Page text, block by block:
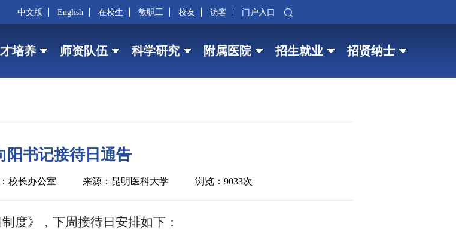
中文版 English 在校生 教职工 校友 访客 门户入口
培养 师资队伍 科学研究 附属医院 招生就业 招贤纳士
阳书记接待日通告
校长办公室 来源：昆明医科大学 浏览：9033次
度》，下周接待日安排如下：